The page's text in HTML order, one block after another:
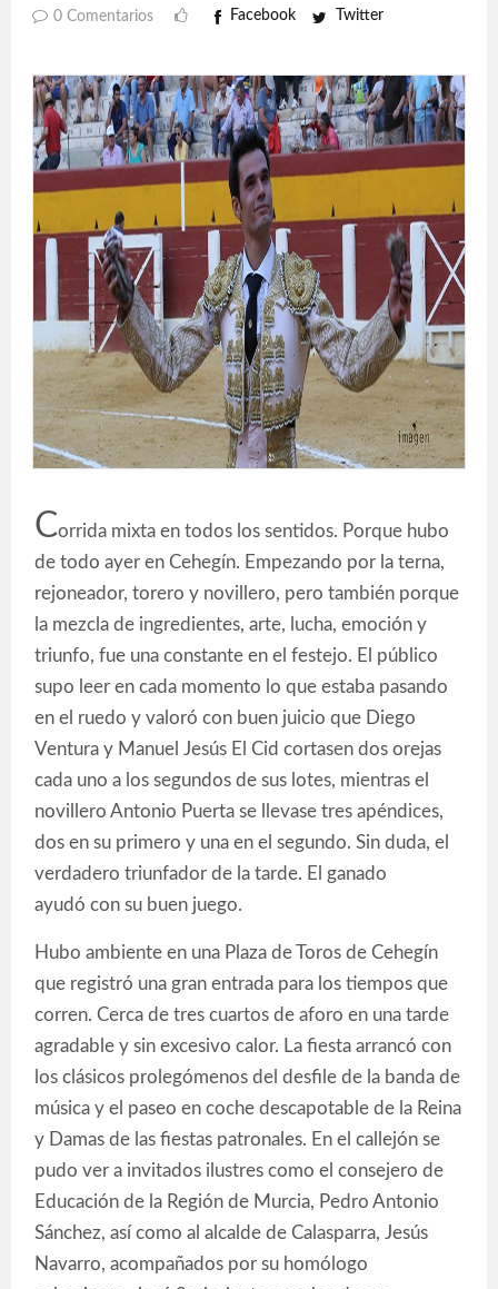
0 Comentarios Facebook Twitter
Corrida mixta en todos los sentidos. Porque hubo
de todo ayer en Cehegín. Empezando por la terna,
rejoneador, torero y novillero, pero también porque
la mezcla de ingredientes, arte, lucha, emoción y
triunfo, fue una constante en el festejo. El público
supo leer en cada momento lo que estaba pasando
en el ruedo y valoró con buen juicio que Diego
Ventura y Manuel Jesús El Cid cortasen dos orejas
cada uno a los segundos de sus lotes, mientras el
novillero Antonio Puerta se llevase tres apéndices,
dos en su primero y una en el segundo. Sin duda, el
verdadero triunfador de la tarde. El ganado
ayudó con su buen juego.
Hubo ambiente en una Plaza de Toros de Cehegín
que registró una gran entrada para los tiempos que
corren. Cerca de tres cuartos de aforo en una tarde
agradable y sin excesivo calor. La fiesta arrancó con
los clásicos prolegómenos del desfile de la banda de
música y el paseo en coche descapotable de la Reina
y Damas de las fiestas patronales. En el callejón se
pudo ver a invitados ilustres como el consejero de
Educación de la Región de Murcia, Pedro Antonio
Sánchez, así como al alcalde de Calasparra, Jesús
Navarro, acompañados por su homólogo